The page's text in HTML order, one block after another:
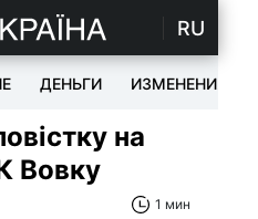
RU
ДЕНЬГИ ИЗМЕНЕНИЯ
на
Вовку
1 мин